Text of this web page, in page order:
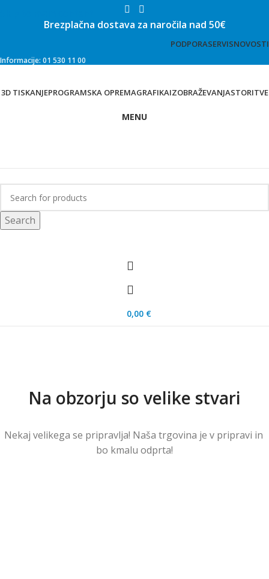
Brezplačna dostava za naročila nad 50€
PODPORASERVISNOVOSTI
Informacije: 01 530 11 00
3D TISKANJEPROGRAMSKA OPREMAGRAFIKAIZOBRAŽEVANJASTORITVE
MENU
Search
0,00 €
Na obzorju so velike stvari
Nekaj ​​velikega se pripravlja! Naša trgovina je v pripravi in ​​
bo kmalu odprta!